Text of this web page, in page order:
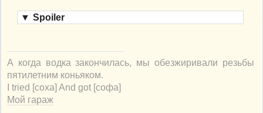
▼ Spoiler
А когда водка закончилась, мы обезжиривали резьбы
пятилетним коньяком.
I tried [соха] And got [софа]
Мой гараж